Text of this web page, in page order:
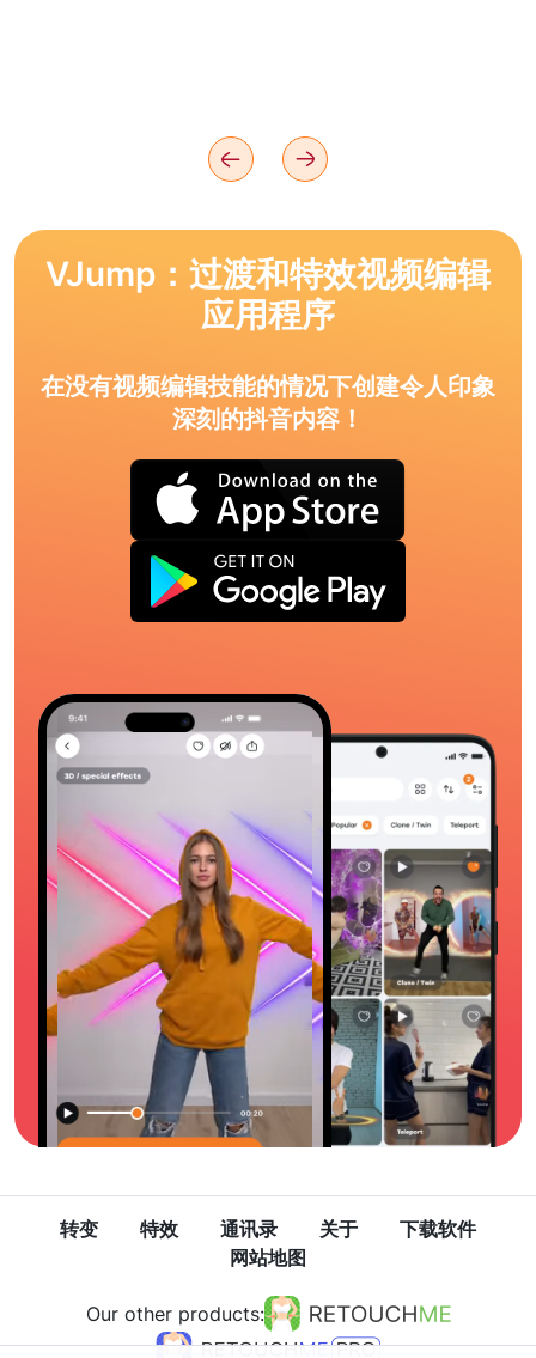
VJump：过渡和特效视频编辑
应用程序
在没有视频编辑技能的情况下创建令人印象
深刻的抖音内容！
转变 特效 通讯录 关于
下载软件
网站地图
Our other products: